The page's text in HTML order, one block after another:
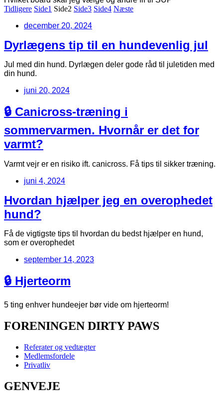
Tidligere Side1 Side2 Side3 Side4 Næste
december 20, 2024
Dyrlægens tip til en hundevenlig jul
Jul med din hund. Dyrlægen deler gode råd til juletiden med
din hund.
juni 20, 2024
🔒 Canicross-træning i
sommervarmen. Hvornår er det for
varmt?
Varmt vejr er en risiko ift. canicross. Få tips til sikker træning.
juni 4, 2024
Hvordan hjælper jeg en overophedet
hund?
Få de vigtigste tips til hvordan du bedst hjælper en hund,
som er overophedet
september 14, 2023
🔒 Hjerteorm
5 ting enhver hundeejer bør vide om hjerteorm!
FORENINGEN DIRTY PAWS
Referater og vedtægter
Medlemsfordele
Privatliv
GENVEJE